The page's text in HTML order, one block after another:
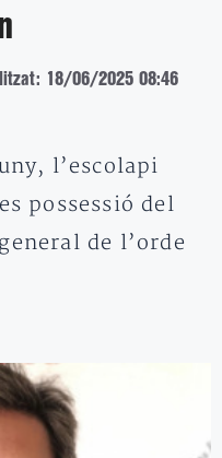
18/06/2025 08:46
l’escolapi
possessió del
de l’orde